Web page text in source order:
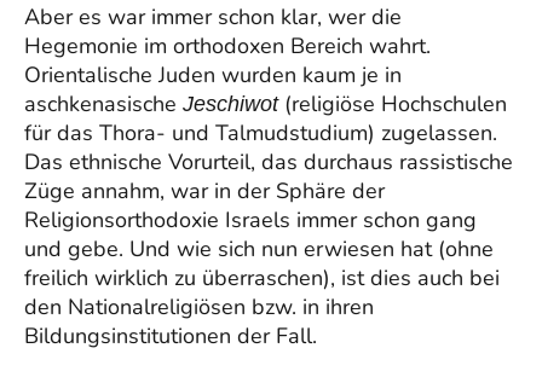
Aber es war immer schon klar, wer die
Hegemonie im orthodoxen Bereich wahrt.
Orientalische Juden wurden kaum je in
aschkenasische Jeschiwot(religiöse Hochschulen
für das Thora- und Talmudstudium) zugelassen.
Das ethnische Vorurteil, das durchaus rassistische
Züge annahm, war in der Sphäre der
Religionsorthodoxie Israels immer schon gang
und gebe. Und wie sich nun erwiesen hat (ohne
freilich wirklich zu überraschen), ist dies auch bei
den Nationalreligiösen bzw. in ihren
Bildungsinstitutionen der Fall.